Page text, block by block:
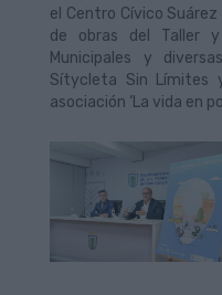
el Centro Cívico
de obras del Taller
Municipales y
Sítycleta Sin Límites
asociación ‘La vida en